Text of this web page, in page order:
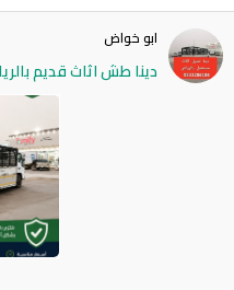
ابو خواض
دينا طش اثاث قديم بالرياض